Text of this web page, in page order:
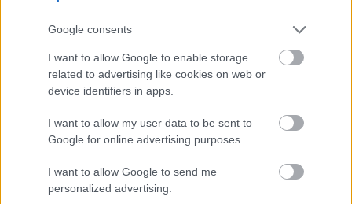
Google consents
I want to allow Google to enable storage
related to advertising like cookies on web or
device identifiers in apps.
I want to allow my user data to be sent to
Google for online advertising purposes.
I want to allow Google to send me
personalized advertising.
kann. Dies geschieht durch die Förderung nützlicher
Darmbakterien und die Verbesserung der
allgemeinen Darmgesundheit.
Dieser gesündere Verdauungstrakt kann die
Wahrscheinlichkeit der Entwicklung von
erforschen weiterhin, wie Inulin mit verschiedenen
Körpermechanismen interagiert. Ihr Ziel ist es, das
Eigenschaften zu verstehen.